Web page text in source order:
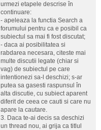
urmezi etapele descrise în
continuare:
- apeleaza la functia Search a
forumului pentru ca e posibil ca
subiectul sa mai fi fost discutat;
- daca ai posibilitatea si
rabdarea necesara, citeste mai
multe discutii legate (chiar si
vag) de subiectul pe care
intentionezi sa-l deschizi; s-ar
putea sa gasesti raspunsul în
alta discutie, cu subiect aparent
diferit de ceea ce cauti si care nu
apare la cautare.
3. Daca te-ai decis sa deschizi
un thread nou, ai grija ca titlul